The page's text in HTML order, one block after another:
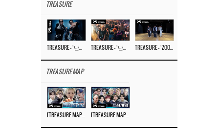
TREASURE
TREASURE – ‘난리나 (NALLY-NA) (HYUNHAYO)’ DANCE PERFORMANCE VIDEO TREASURE – ‘난리나 (NALLY-NA) (HYUNHAYO)’ M/V TREASURE – ‘ZOOM ZOOM’ DANCE PRACTICE VIDEO
TREASURE MAP
[TREASURE MAP] EP.77 🥲 우리 트레저 겁쟁이 아닙니다 🤚 기묘한 전시회 [TREASURE MAP] EP.77 🕯️ THE STRANGE EXHIBITION 🕰️ TEASER